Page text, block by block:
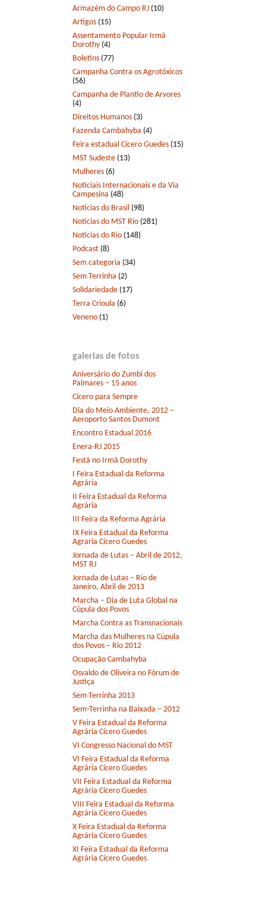
Armazém do Campo RJ (10)
Artigos (15)
Assentamento Popular Irmã
Dorothy (4)
Boletins (77)
Campanha Contra os Agrotóxicos
(56)
Campanha de Plantio de Arvores
(4)
Direitos Humanos (3)
Fazenda Cambahyba (4)
Feira estadual Cícero Guedes (15)
MST Sudeste (13)
Mulheres (6)
Notíciais Internacionais e da Via
Campesina (48)
Notícias do Brasil (98)
Notícias do MST Rio (281)
Notícias do Rio (148)
Podcast (8)
Sem categoria (34)
Sem Terrinha (2)
Solidariedade (17)
Terra Crioula (6)
Veneno (1)
galerias de fotos
Aniversário do Zumbi dos
Palmares – 15 anos
Cícero para Sempre
Dia do Meio Ambiente, 2012 –
Aeroporto Santos Dumont
Encontro Estadual 2016
Enera-RJ 2015
Festã no Irmã Dorothy
I Feira Estadual da Reforma
Agrária
II Feira Estadual da Reforma
Agrária
III Feira da Reforma Agrária
IX Feira Estadual da Reforma
Agraria Cícero Guedes
Jornada de Lutas – Abril de 2012,
MST RJ
Jornada de Lutas – Rio de
Janeiro, Abril de 2013
Marcha – Dia de Luta Global na
Cúpula dos Povos
Marcha Contra as Transnacionais
Marcha das Mulheres na Cúpula
dos Povos – Rio 2012
Ocupação Cambahyba
Osvaldo de Oliveira no Fórum de
Justiça
Sem Terrinha 2013
Sem-Terrinha na Baixada – 2012
V Feira Estadual da Reforma
Agrária Cícero Guedes
VI Congresso Nacional do MST
VI Feira Estadual da Reforma
Agrária Cícero Guedes
VII Feira Estadual da Reforma
Agrária Cícero Guedes
VIII Feira Estadual da Reforma
Agrária Cícero Guedes
X Feira Estadual da Reforma
Agrária Cícero Guedes
XI Feira Estadual da Reforma
Agrária Cícero Guedes